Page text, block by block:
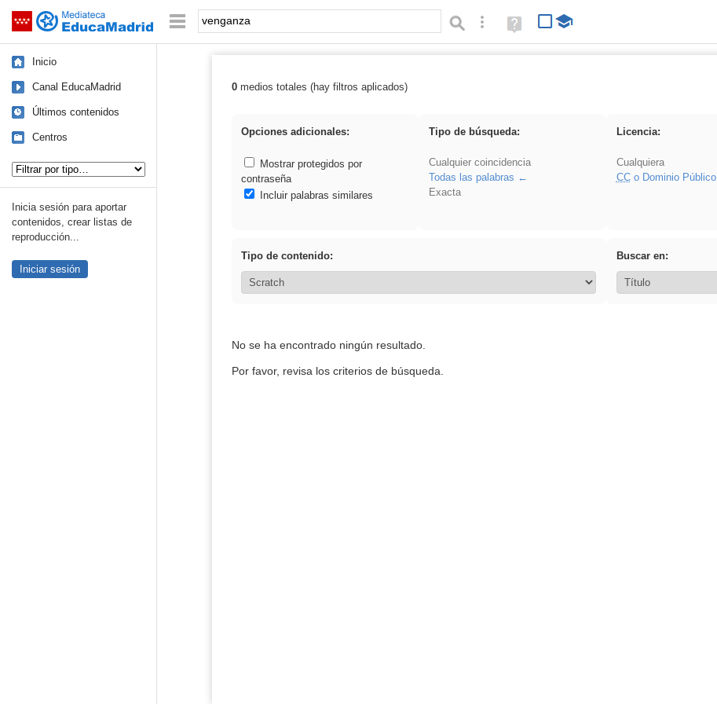
Saltar navegación Palabra o frase: Búsqueda avanzada
Ayuda
(en
Inicio
Canal EducaMadrid
Últimos contenidos
Centros
Inicia sesión para aportar
contenidos, crear listas de
reproducción...
Iniciar sesión
Resultados de: venganza
0medios totales (hay filtros aplicados)
Opciones adicionales:
Mostrar protegidos por
contraseña
Incluir palabras similares
Tipo de búsqueda:
Cualquier coincidencia
Todas las palabras
Exacta
Licencia:
Cualquiera
CCo Dominio Público
Tipo de contenido: Buscar en:
No se ha encontrado ningún resultado.
Por favor, revisa los criterios de búsqueda.